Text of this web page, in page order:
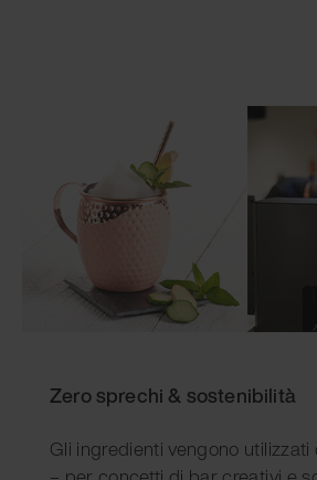
Zero sprechi & sostenibilità
Gli ingredienti vengono